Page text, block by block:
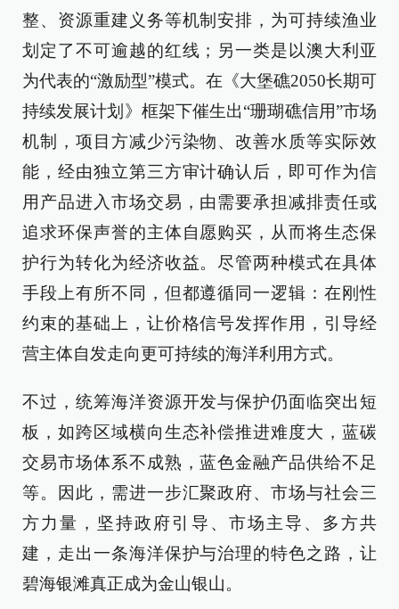
整、资源重建义务等机制安排，为可持续渔业
划定了不可逾越的红线；另一类是以澳大利亚
为代表的“激励型”模式。在《大堡礁2050长期可
持续发展计划》框架下催生出“珊瑚礁信用”市场
机制，项目方减少污染物、改善水质等实际效
能，经由独立第三方审计确认后，即可作为信
用产品进入市场交易，由需要承担减排责任或
追求环保声誉的主体自愿购买，从而将生态保
护行为转化为经济收益。尽管两种模式在具体
手段上有所不同，但都遵循同一逻辑：在刚性
约束的基础上，让价格信号发挥作用，引导经
营主体自发走向更可持续的海洋利用方式。
不过，统筹海洋资源开发与保护仍面临突出短
板，如跨区域横向生态补偿推进难度大，蓝碳
交易市场体系不成熟，蓝色金融产品供给不足
等。因此，需进一步汇聚政府、市场与社会三
方力量，坚持政府引导、市场主导、多方共
建，走出一条海洋保护与治理的特色之路，让
碧海银滩真正成为金山银山。